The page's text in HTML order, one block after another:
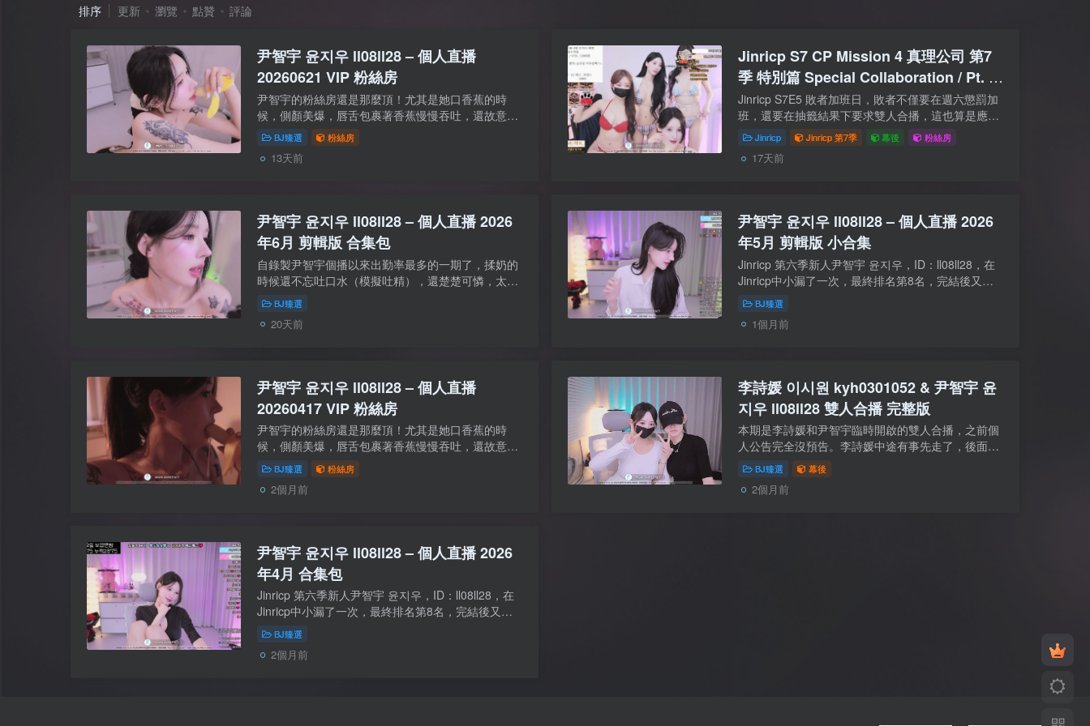
排序 更新 瀏覽 點贊 評論
尹智宇 윤지우 ll08ll28 – 個人直播
20260621 VIP 粉絲房
尹智宇的粉絲房還是那麼頂！尤其是她口香蕉的時
候，側顏美爆，唇舌包裹著香蕉慢慢吞吐，還故意露
出嬌羞的表情，眼神水汪汪的……這小騷樣也太會撩
了. 【資源型別】：粉絲房【是否有碼】：無碼 ...
BJ臻選 粉絲房
13天前
Jinricp S7 CP Mission 4 真理公司 第7
季 特別篇 Special Collaboration / Pt. 4
附VIP粉絲房
Jinricp S7E5 敗者加班日，敗者不僅要在週六懲罰加
班，還要在抽籤結果下要求雙人合播，這也算是應韓
老闆要求，給大家的一個福利。本期為四人合播的第
4期，萊娜 素悠 洛林斯 尹智宇 的聯合直播，...
Jinricp Jinricp 第7季 幕後 粉絲房
17天前
尹智宇 윤지우 ll08ll28 – 個人直播 2026
年6月 剪輯版 合集包
自錄製尹智宇個播以來出勤率最多的一期了，揉奶的
時候還不忘吐口水（模擬吐精），還楚楚可憐，太色
了！ 【資源型別】：自錄影片【是否有碼】：無碼
無水印 無廣告【資源大小】：10V/53.3G/10配...
BJ臻選
20天前
尹智宇 윤지우 ll08ll28 – 個人直播 2026
年5月 剪輯版 小合集
Jinricp 第六季新人尹智宇 윤지우，ID：ll08ll28，在
Jinricp中小漏了一次，最終排名第8名，完結後又跑
到 heaveninc 能加了綠播女團，後面沒參加真理四季
有點可惜了……本月將出演Jinricp S7，可...
BJ臻選
1個月前
尹智宇 윤지우 ll08ll28 – 個人直播
20260417 VIP 粉絲房
尹智宇的粉絲房還是那麼頂！尤其是她口香蕉的時
候，側顏美爆，唇舌包裹著香蕉慢慢吞吐，還故意露
出嬌羞的表情，眼神水汪汪的……這小騷樣也太會撩
了吧.不確定00:22:36秒左右大家覺得是鮑嗎? 【...
BJ臻選 粉絲房
2個月前
李詩媛 이시원 kyh0301052 & 尹智宇 윤
지우 ll08ll28 雙人合播 完整版
本期是李詩媛和尹智宇臨時開啟的雙人合播，之前個
人公告完全沒預告。李詩媛中途有事先走了，後面就
由尹智宇在她直播間繼續播到結束。二人合播非常輕
鬆愉快，不像萊娜和智林那種風格，沒有爭第一...
BJ臻選 幕後
2個月前
尹智宇 윤지우 ll08ll28 – 個人直播 2026
年4月 合集包
Jinricp 第六季新人尹智宇 윤지우，ID：ll08ll28，在
Jinricp中小漏了一次，最終排名第8名，完結後又跑
到 heaveninc 能加了綠播女團，後面沒參加真理四季
有點可惜了…… 近期尹智宇畫風突變，居...
BJ臻選
2個月前